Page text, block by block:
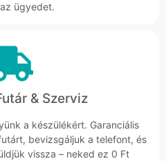
ügyedet.
& Szerviz
a készülékért. Garanciális
bevizsgáljuk a telefont, és
vissza – neked ez 0 Ft